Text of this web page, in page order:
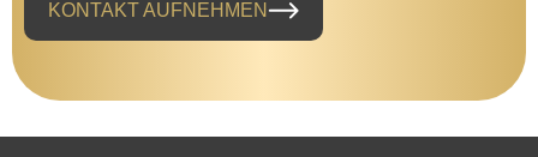
KONTAKT AUFNEHMEN